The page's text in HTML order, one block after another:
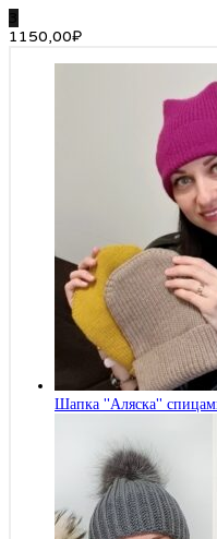
3
1150,00₽
Шапка "Аляска"